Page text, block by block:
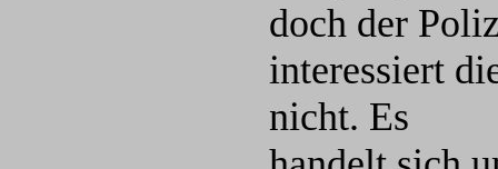
doch der
interessiert
nicht. Es